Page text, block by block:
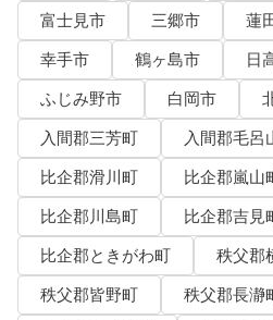
富士見市
三郷市 蓮
幸手市
鶴ヶ島市 日
ふじみ野市
白岡市
入間郡三芳町
入間郡毛呂
比企郡滑川町
比企郡嵐山
比企郡川島町
比企郡吉見
比企郡ときがわ町
秩父郡
秩父郡皆野町
秩父郡長瀞